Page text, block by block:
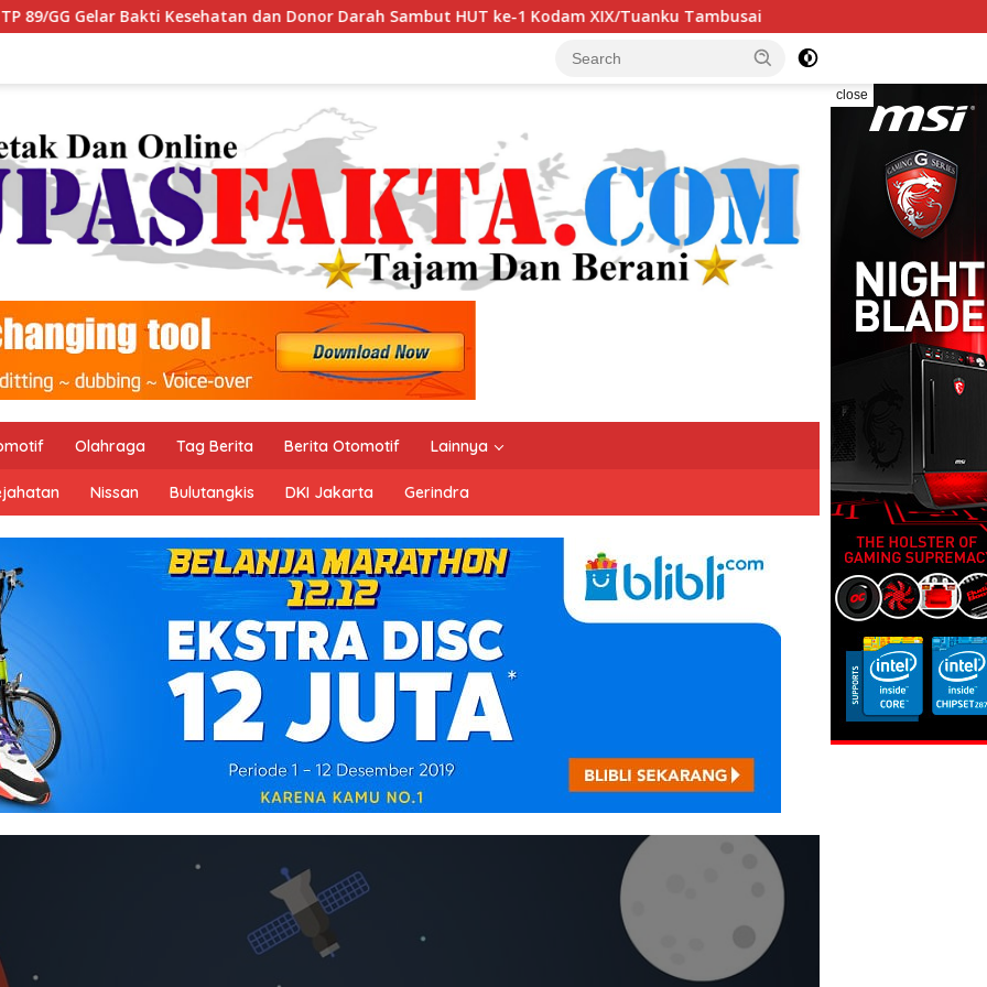
Kesehatan dan Donor Darah Sambut HUT ke-1 Kodam XIX/Tuanku Tambusai Dugaan Data SPMB Berubah Drastis,
close
Olahraga Tag Berita Berita Otomotif Lainnya
Nissan Bulutangkis DKI Jakarta Gerindra